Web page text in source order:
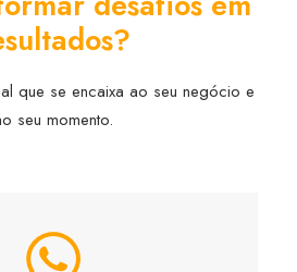
que se encaixa ao seu negócio e
seu momento.